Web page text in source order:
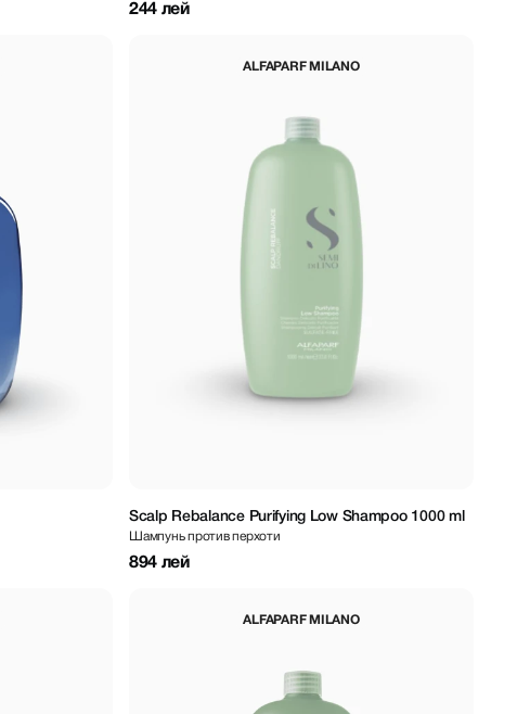
244 лей
ALFAPARF MILANO
Scalp Rebalance Purifying Low Shampoo 1000 ml
Шампунь против перхоти
894 лей
ALFAPARF MILANO